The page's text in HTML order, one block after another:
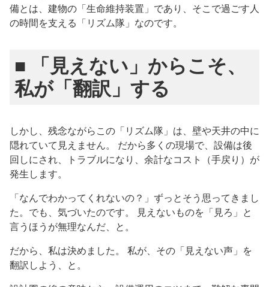
備とは、建物の「生命維持装置」であり、そこで過ごす人
の時間を支える「リズム隊」なのです。
■ 「見えない」からこそ、
私が「翻訳」する
しかし、残念ながらこの「リズム隊」は、壁や天井の中に
隠れていて見えません。 だから多くの現場で、設備は後
回しにされ、トラブルになり、余計なコスト（手戻り）が
発生します。
「なんでわかってくれないの？」ずっとそう思ってきまし
た。でも、気づいたのです。 見えないものを「見ろ」と
言うほうが無理なんだ、と。
だから、私は決めました。 私が、その「見えない声」を
翻訳しよう、と。